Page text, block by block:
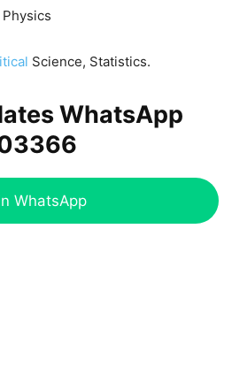
Physics
Science, Statistics.
WhatsApp
WhatsApp